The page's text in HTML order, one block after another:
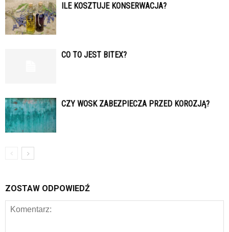
ILE KOSZTUJE KONSERWACJA?
CO TO JEST BITEX?
CZY WOSK ZABEZPIECZA PRZED KOROZJĄ?
ZOSTAW ODPOWIEDŹ